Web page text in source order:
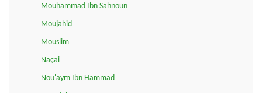
Mouhammad Ibn Sahnoun
Moujahid
Mouslim
Naçai
Nou'aym Ibn Hammad